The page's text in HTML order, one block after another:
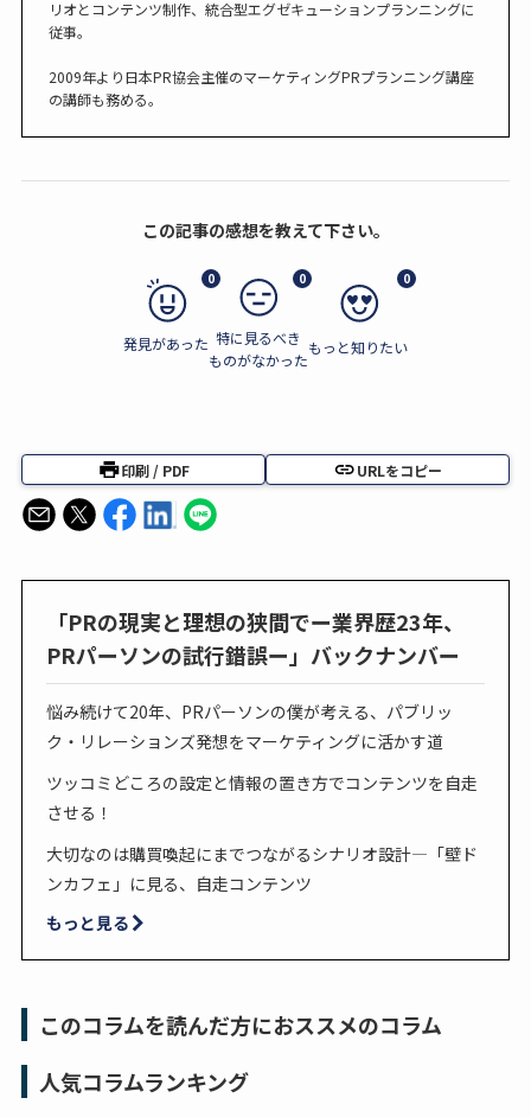
リオとコンテンツ制作、統合型エグゼキューションプランニングに
従事。
2009年より日本PR協会主催のマーケティングPRプランニング講座
の講師も務める。
この記事の感想を教えて下さい。
0
発見があった
0
特に見るべき
ものがなかった
0
もっと知りたい
印刷 / PDF URLをコピー
「PRの現実と理想の狭間でー業界歴23年、
PRパーソンの試行錯誤ー」バックナンバー
悩み続けて20年、PRパーソンの僕が考える、パブリッ
ク・リレーションズ発想をマーケティングに活かす道
ツッコミどころの設定と情報の置き方でコンテンツを自走
させる！
大切なのは購買喚起にまでつながるシナリオ設計—「壁ド
ンカフェ」に見る、自走コンテンツ
もっと見る
このコラムを読んだ方におススメのコラム
人気コラムランキング